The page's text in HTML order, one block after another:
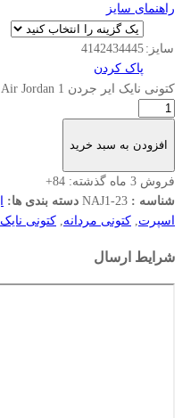
راهنمای سایز
سایز: 41 42434445
پاک کردن
کتونی نایک ایر جردن Nike Air Jordan 1 چریکی عدد
افزودن به سبد خرید
فروش 3 ماه گذشته:
84+
شناسه : NAJ1-23 دسته بندی ها:
اسپرت کتونی مردانه کتونی نایک
شرایط ارسال